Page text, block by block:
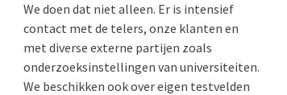
We doen dat niet alleen. Er is intensief
contact met de telers, onze klanten en
met diverse externe partijen zoals
onderzoeksinstellingen van universiteiten.
We beschikken ook over eigen testvelden